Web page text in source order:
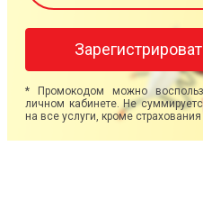
* Промокодом можно
личном кабинете. Не
на все услуги, кроме